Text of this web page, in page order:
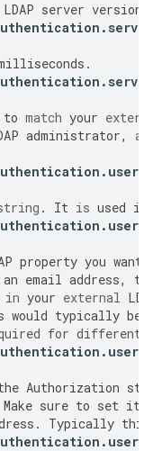
LDAP server version
. server
.
. server
to match your
administrator,
. user
. It is used
. user
property you want
an email address,
in your external
would typically be
for different
. user
Authorization
Make sure to set it
. Typically this
. user